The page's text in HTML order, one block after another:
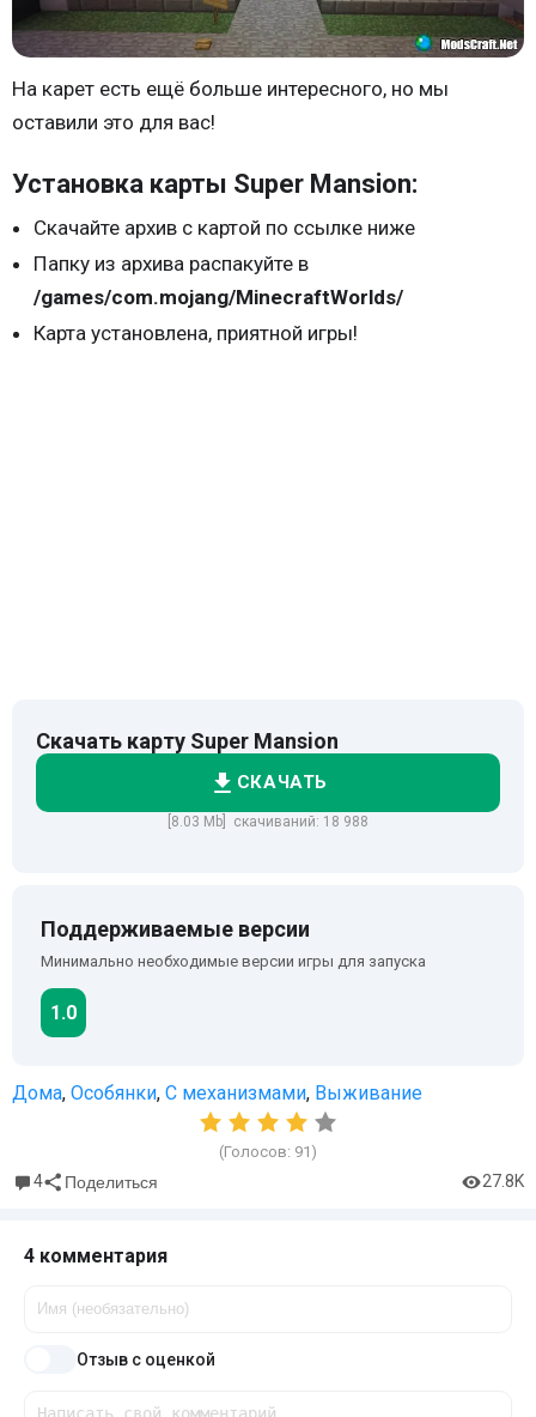
На карет есть ещё больше интересного, но мы
оставили это для вас!
Установка карты Super Mansion:
Скачайте архив с картой по ссылке ниже
Папку из архива распакуйте в
/games/com.mojang/MinecraftWorlds/
Карта установлена, приятной игры!
Скачать карту Super Mansion
СКАЧАТЬ
[8.03 Mb] скачиваний: 18 988
Поддерживаемые версии
Минимально необходимые версии игры для запуска
1.0
Дома, Особянки, С механизмами, Выживание
(Голосов: 91 )
4 Поделиться 27.8K
4 комментария
Отзыв с оценкой